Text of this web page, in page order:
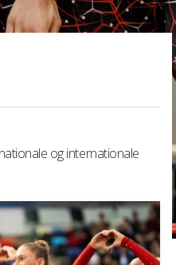
og internationale